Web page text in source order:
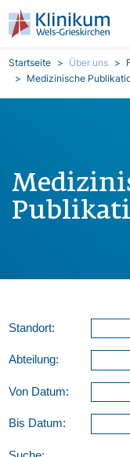
Direkt zum Inhalt
Startseite Über uns
Medizinische
Standort:
Abteilung:
Von Datum:
Bis Datum: